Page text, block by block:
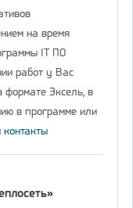
на время
IT ПО
работ у Вас
Эксель, в
в программе или